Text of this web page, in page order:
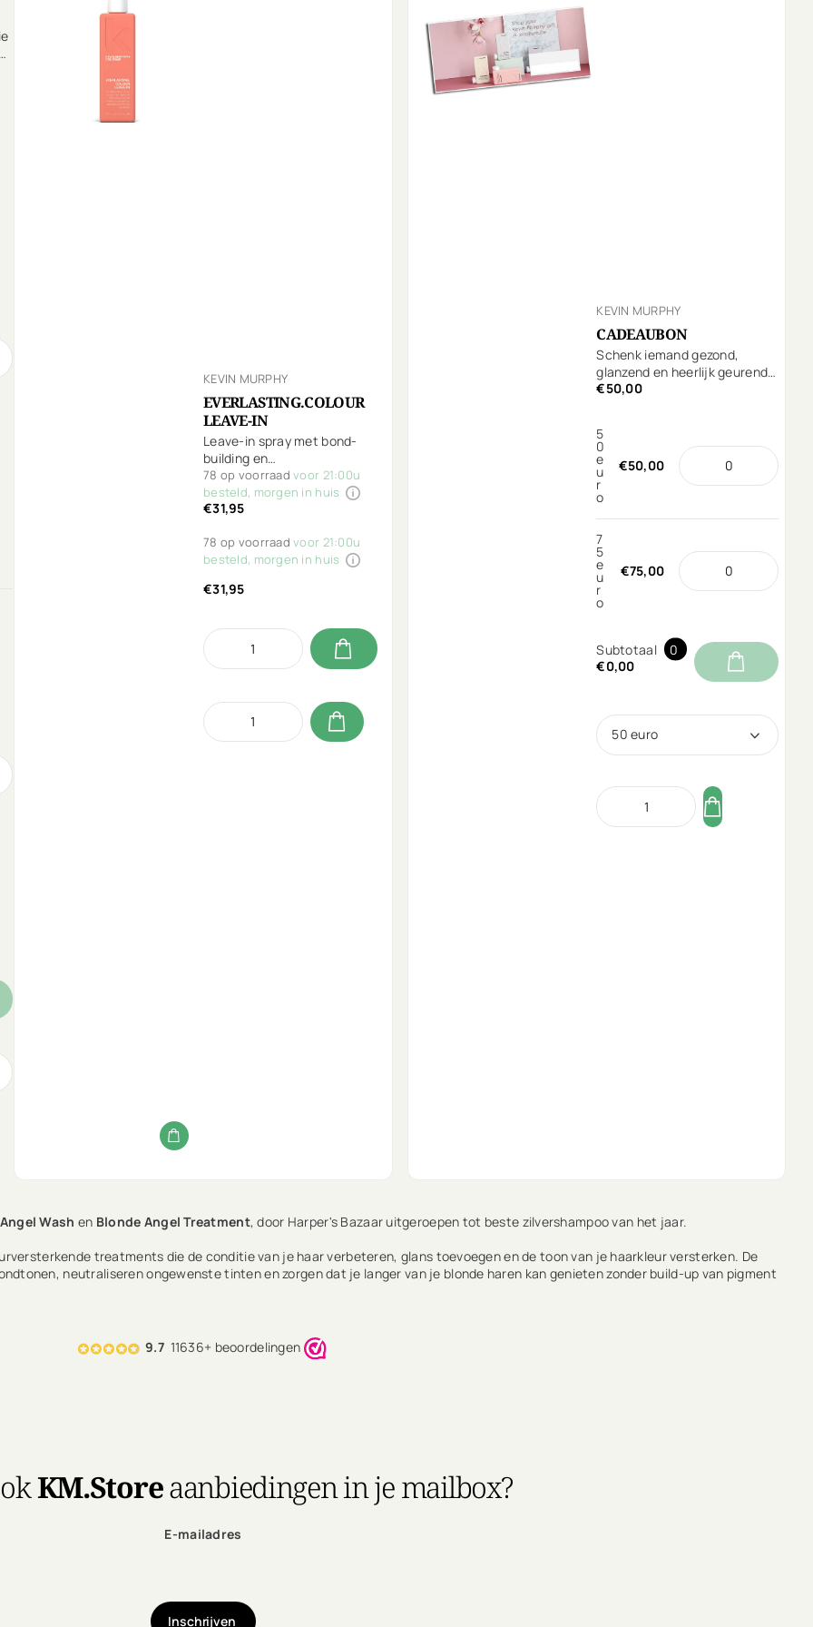
KEVIN MURPHY
EVERLASTING.COLOUR
LEAVE-IN
Leave-in spray met bond-
building en
kleurbescherming. Voor
sterk en gezond haar met
een levendige kleur.
en hydrateert!
78 op voorraadvoor 21:00u
besteld, morgen in huis
€31,95
78 op voorraadvoor 21:00u
besteld, morgen in huis
€31,95
KEVIN MURPHY
CADEAUBON
Schenk iemand gezond,
glanzend en heerlijk geurend
haar!
€50,00
5
0
e
u
r
o
€50,00
7
5
e
u
r
o
€75,00
Subtotaal
0
€0,00
50 euro
Wash en Blonde Angel Treatment, door Harper's Bazaar uitgeroepen tot beste zilvershampoo van het jaar.
treatments die de conditie van je haar verbeteren, glans toevoegen en de toon van je haarkleur versterken. De
neutraliseren ongewenste tinten en zorgen dat je langer van je blonde haren kan genieten zonder build-up van pigment
9.7 11636+ beoordelingen
KM.Storeaanbiedingen in je mailbox?
E-mailadres
Inschrijven